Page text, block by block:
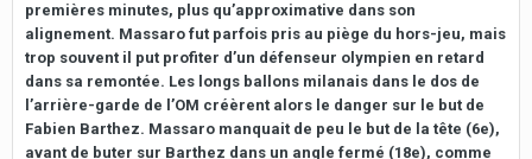
premières minutes, plus qu’approximative dans son
alignement. Massaro fut parfois pris au piège du hors-jeu, mais
trop souvent il put profiter d’un défenseur olympien en retard
dans sa remontée. Les longs ballons milanais dans le dos de
l’arrière-garde de l’OM créèrent alors le danger sur le but de
Fabien Barthez. Massaro manquait de peu le but de la tête (6e),
avant de buter sur Barthez dans un angle fermé (18e), comme